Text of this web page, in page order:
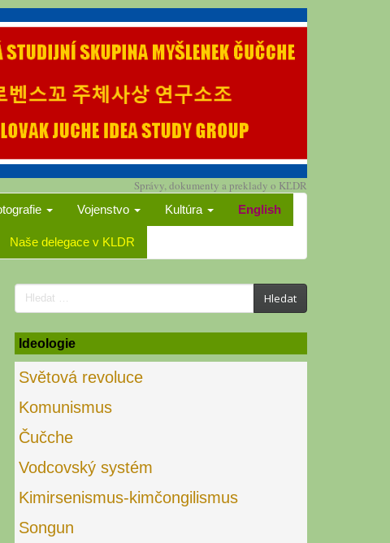
Správy, dokumenty a preklady o KĽDR
Vojenstvo Kultúra English
Naše delegace v KLDR
Search
for:
Hledat
Ideologie
Světová revoluce
Komunismus
Čučche
Vodcovský systém
Kimirsenismus-kimčongilismus
Songun